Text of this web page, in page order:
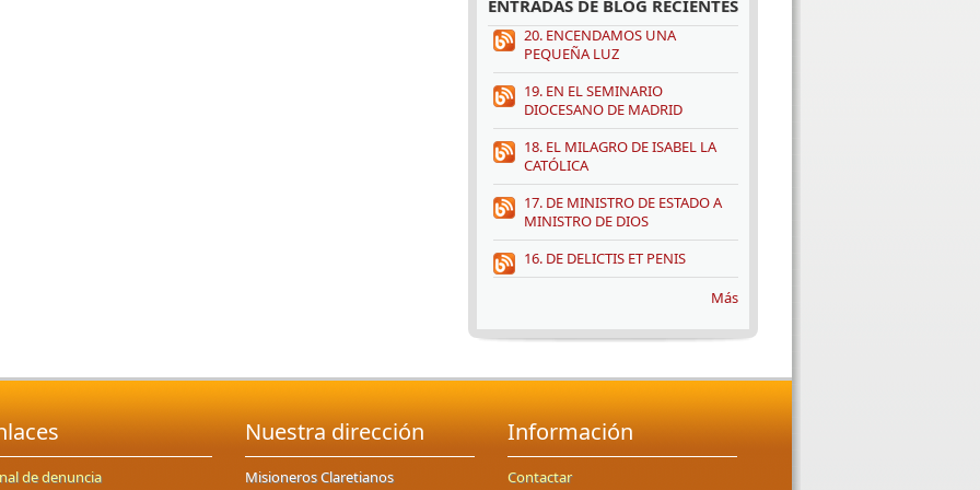
ENTRADAS DE BLOG RECIENTES
20. ENCENDAMOS UNA
PEQUEÑA LUZ
19. EN EL SEMINARIO
DIOCESANO DE MADRID
18. EL MILAGRO DE ISABEL LA
CATÓLICA
17. DE MINISTRO DE ESTADO A
MINISTRO DE DIOS
16. DE DELICTIS ET PENIS
Más
de denuncia
Nuestra dirección
Misioneros Claretianos
Información
Contactar